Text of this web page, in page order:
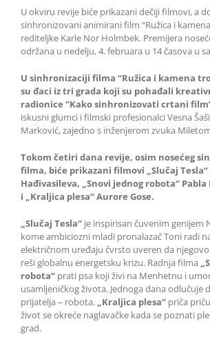
U okviru revije biće prikazani dečiji filmovi, a
sinhronizovani animirani film “Ružica i
rediteljke Karle Nor Holmbek. Premijera
održana u nedelju, 4. februara u 14 časova u
U sinhronizaciji filma “Ružica i kamena
su đaci iz tri grada koji su pohađali
radionice “Kako sinhronizovati crtani
iskusni glumci i filmski profesionalci Vesna
Marković, zajedno s inženjerom zvuka
Tokom četiri dana revije, osim nosećeg
filma, biće prikazani filmovi „Slučaj Tesla“
Hađivasileva, „Snovi jednog robota“ Pabla
i „Kraljica plesa“Aurore Gose.
„Slučaj Tesla“ je inspirisan čuvenim genijem
kome ambiciozni mladi pronalazač Toni radi
električnom uređaju čvrsto uveren da
reši globalnu energetsku krizu. Radnja filma „
robota“ prati psa koji živi na Menhetnu i
usamljeničkog života. Jednoga dana odlučuje
prijatelja – robota. „Kraljica plesa“ priča
život se okreće naglavačke kada se poznati
grad.